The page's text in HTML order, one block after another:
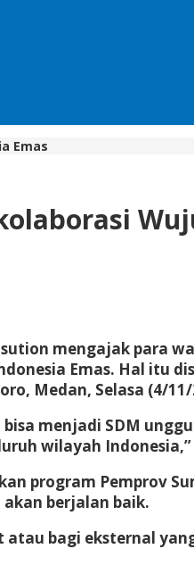
Emas
mengajak para
Emas. Hal itu
Medan, Selasa (4/11/
menjadi SDM
wilayah
program Pemprov
berjalan baik.
bagi eksternal